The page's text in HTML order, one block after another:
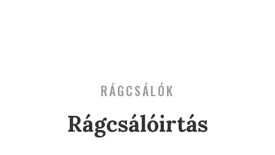
RÁGCSÁLÓK
Rágcsálóirtás